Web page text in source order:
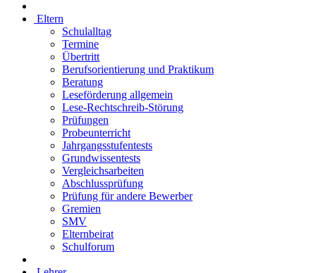
Eltern
Schulalltag
Termine
Übertritt
Berufsorientierung und Praktikum
Beratung
Leseförderung allgemein
Lese-Rechtschreib-Störung
Prüfungen
Probeunterricht
Jahrgangsstufentests
Grundwissentests
Vergleichsarbeiten
Abschlussprüfung
Prüfung für andere Bewerber
Gremien
SMV
Elternbeirat
Schulforum